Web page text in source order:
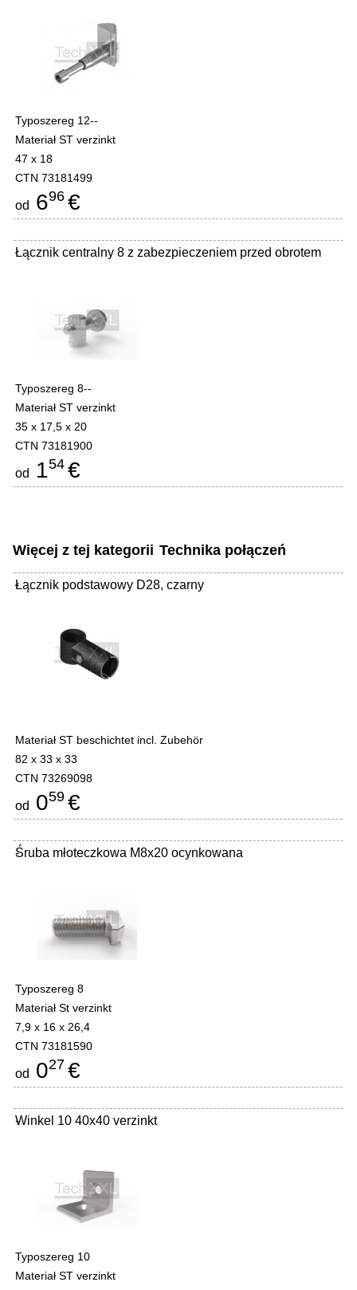
Typoszereg 12--
Materiał ST verzinkt
47 x 18
CTN 73181499
od 696 €
Łącznik centralny 8 z zabezpieczeniem przed obrotem
Typoszereg 8--
Materiał ST verzinkt
35 x 17,5 x 20
CTN 73181900
od 154 €
Więcej z tej kategorii Technika połączeń
Łącznik podstawowy D28, czarny
-
Materiał ST beschichtet incl. Zubehör
82 x 33 x 33
CTN 73269098
od 059 €
Śruba młoteczkowa M8x20 ocynkowana
-
Typoszereg 8
Materiał St verzinkt
7,9 x 16 x 26,4
CTN 73181590
od 027 €
Winkel 10 40x40 verzinkt
-
Typoszereg 10
Materiał ST verzinkt